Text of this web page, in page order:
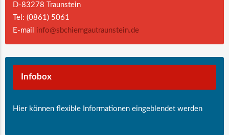
D-83278 Traunstein
Tel: (0861) 5061
E-mail info@sbchiemgautraunstein.de
Infobox
Hier können flexible Informationen eingeblendet werden